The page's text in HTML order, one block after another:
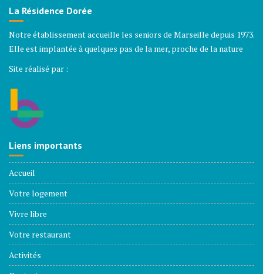
La Résidence Dorée
Notre établissement accueille les seniors de Marseille depuis 1973.
Elle est implantée à quelques pas de la mer, proche de la nature
Site réalisé par :
Liens importants
Accueil
Votre logement
Vivre libre
Votre restaurant
Activités